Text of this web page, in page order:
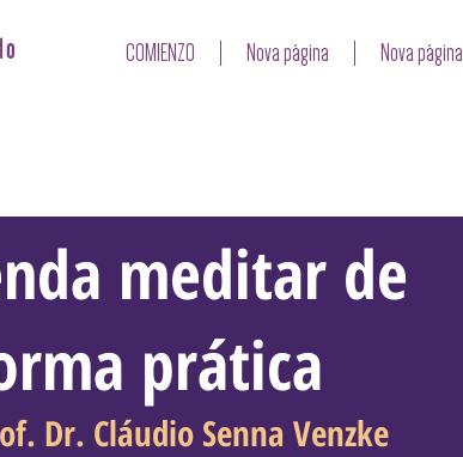
COMIENZO Nova página Nova página
meditar de
prática
Dr. Cláudio Senna Venzke